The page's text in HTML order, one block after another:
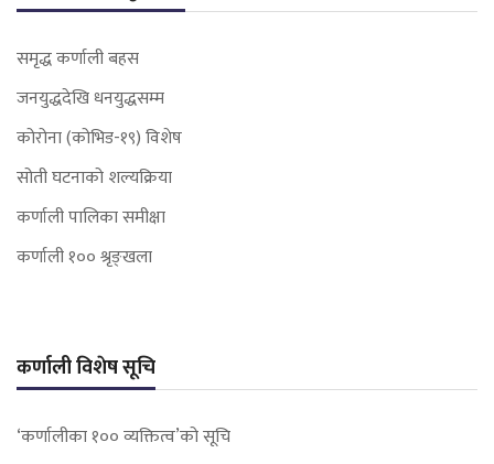
समृद्ध कर्णाली बहस
जनयुद्धदेखि धनयुद्धसम्म
कोरोना (कोभिड-१९) विशेष
सोती घटनाको शल्यक्रिया
कर्णाली पालिका समीक्षा
कर्णाली १०० श्रृङ्खला
कर्णाली विशेष सूचि
‘कर्णालीका १०० व्यक्तित्व’को सूचि